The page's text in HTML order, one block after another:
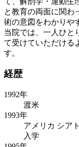
と教育の両面に関わ
術の意図をわかりや
当院では、一人ひと
て受けていただける
す。
経歴
1992年
渡米
1993年
アメリカ シア
入学